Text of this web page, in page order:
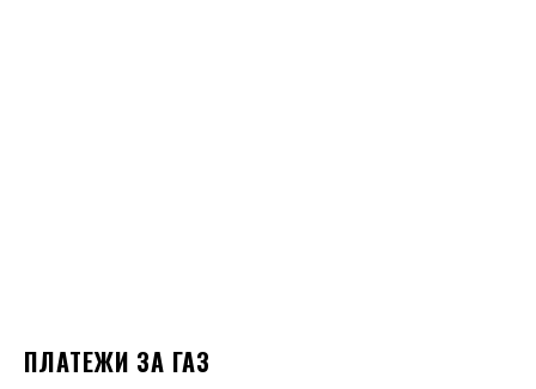
ПЛАТЕЖИ ЗА ГАЗ